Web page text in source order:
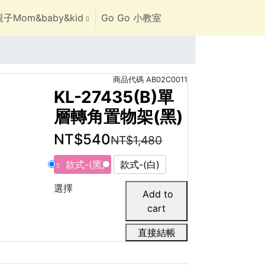
子Mom&baby&kid Go Go 小教室
商品代碼 AB02C0011
KL-27435(B)單
層轉角置物架(黑)
NT$540NT$1,480
款式-(黑)
款式-(白)
選擇
直接結帳